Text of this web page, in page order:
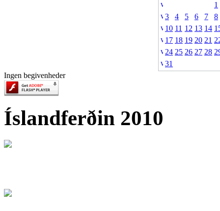
1
3
4 5 6 7
8
10 11 12 13 14
17 18 19 20 21
24 25 26 27 28
31
Ingen begivenheder
Íslandferðin 2010